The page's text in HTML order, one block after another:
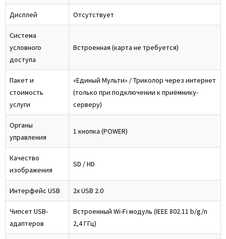
Дисплей Отсутствует
Система
условного
доступа
Встроенная (карта не требуется)
Пакет и
стоимость
услуги
«Единый Мульти» / Триколор через интернет
(только при подключении к приёмнику-
серверу)
Органы
управления
1 кнопка (POWER)
Качество
изображения
SD / HD
Интерфейс USB 2x USB 2.0
Чипсет USB-
адаптеров
Встроенный Wi-Fi модуль (IEEE 802.11 b/g/n
2,4 ГГц)